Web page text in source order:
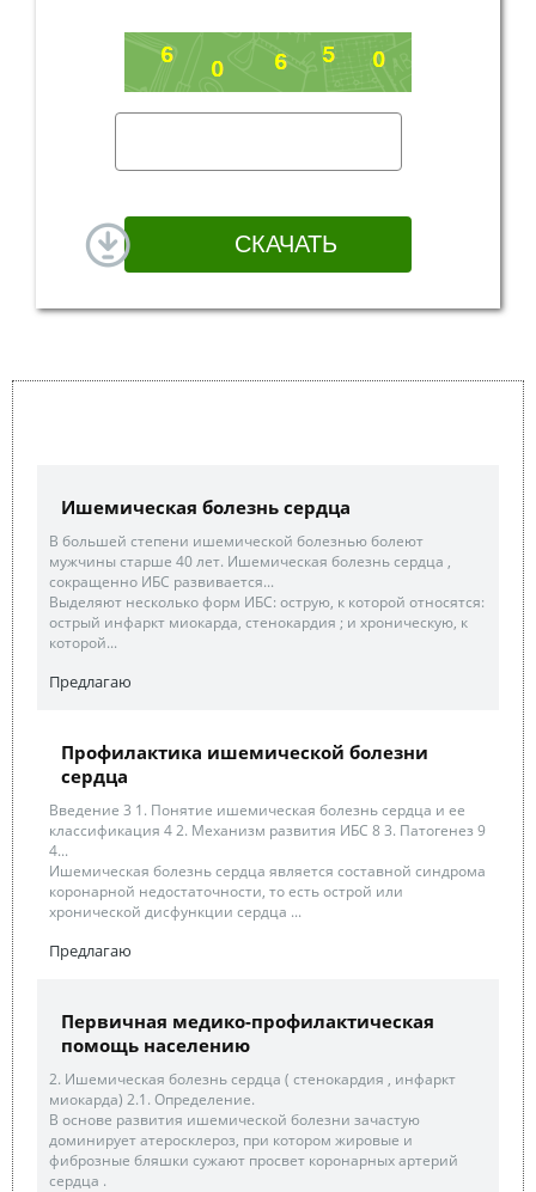
Ишемическая болезнь сердца
В большей степени ишемической болезнью болеют
мужчины старше 40 лет. Ишемическая болезнь сердца ,
сокращенно ИБС развивается...
Выделяют несколько форм ИБС: острую, к которой относятся:
острый инфаркт миокарда, стенокардия ; и хроническую, к
которой...
Предлагаю
Профилактика ишемической болезни
сердца
Введение 3 1. Понятие ишемическая болезнь сердца и ее
классификация 4 2. Механизм развития ИБС 8 3. Патогенез 9
4...
Ишемическая болезнь сердца является составной синдрома
коронарной недостаточности, то есть острой или
хронической дисфункции сердца ...
Предлагаю
Первичная медико-профилактическая
помощь населению
2. Ишемическая болезнь сердца ( стенокардия , инфаркт
миокарда) 2.1. Определение.
В основе развития ишемической болезни зачастую
доминирует атеросклероз, при котором жировые и
фиброзные бляшки сужают просвет коронарных артерий
сердца .